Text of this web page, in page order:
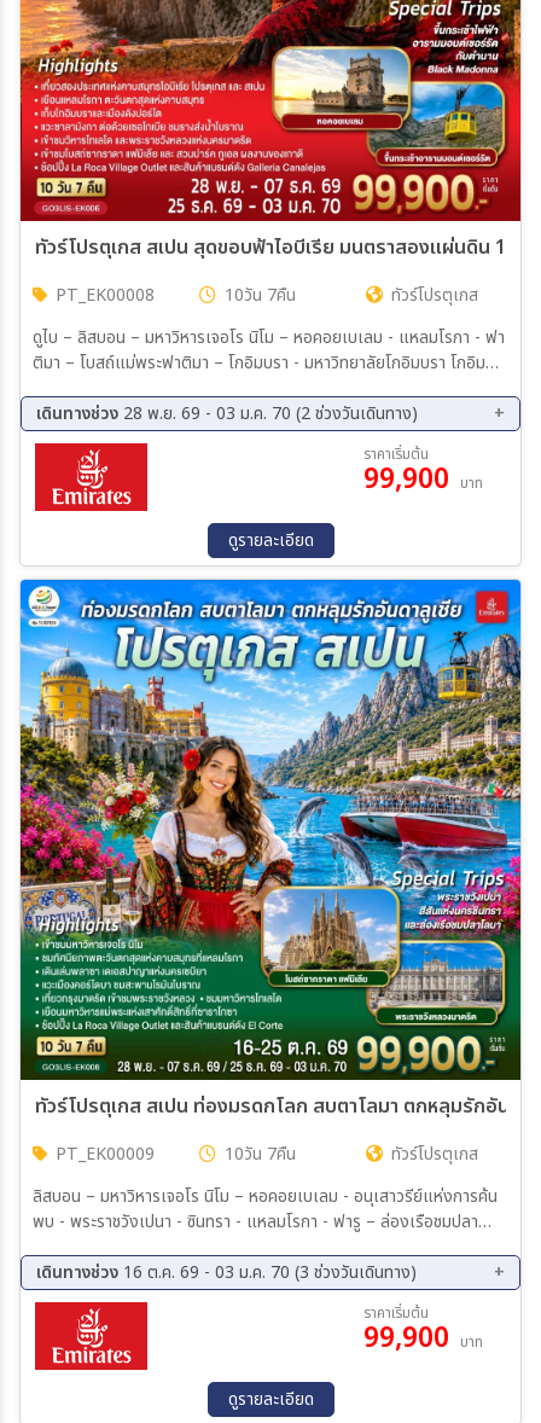
ทัวร์โปรตุเกส สเปน สุดขอบฟ้าไอบีเรีย มนตราสองแผ่นดิน 10วั
PT_EK00008 10วัน 7คืน
ทัวร์โปรตุเกส
ดูไบ – ลิสบอน – มหาวิหารเจอโร นิโม – หอคอยเบเลม - แหลมโรกา - ฟา
ติมา – โบสถ์แม่พระฟาติมา – โกอิมบรา - มหาวิทยาลัยโกอิมบรา โกอิม
– พลาซ่า มายอร์ - ช้อปปิ้ง Galleria Canalejas พิเศษ! เมนูหมันสเปน
มาดริด – โทเลโด – มหาวิหารแห่งโทเลโด – พระราชวังหลวง – ระบำฟลา
มิงโก – วาเลนเซีย - มหาวิหารซานตามาเรียแห่งวาเลนเซีย - มอนต์เซอร์
รัต - ขึ้นกระเช้าไฟฟ้าสู่ อารามมอนต์เซอร์รัต - La Roca Village Outlet
- บาร์เซโลน่า - โบสถ์ซากราดา แฟมิเลีย - สวนปาร์ค กูเอล – คาซา มิลา -
คาซ่า บัตโล่ - มอนต์จูอิค - ถนน ลา รัมบลาส – สนามคัมป์นู - สนามบินบาร์
เซโลน่า
เดินทางช่วง 28 พ.ย. 69 - 03 ม.ค. 70 (2 ช่วงวันเดินทาง)
28 พ.ย. 69 - 07 ธ.ค. 69 25 ธ.ค. 69 - 03 ม.ค. 70
ราคาเริ่มต้น
99,900 บาท
ดูรายละเอียด
ทัวร์โปรตุเกส สเปน ท่องมรดกโลก สบตาโลมา ตกหลุมรักอันดา
PT_EK00009 10วัน 7คืน
ทัวร์โปรตุเกส
ลิสบอน – มหาวิหารเจอโร นิโม – หอคอยเบเลม - อนุเสาวรีย์แห่งการค้น
พบ - พระราชวังเปนา - ซินทรา - แหลมโรกา - ฟารู – ล่องเรือชมปลา
สะพานโรมันโบราณ - ป้อมปราการกษัตริย์คริสเตียน - มาดริด – ช้อปปิ้ง
ห้างเอล คอร์เต – โทเลโด – มหาวิหารแห่งโทเลโด – พระราชวังหลวง –
พลาซ่ามายอร์ – ระบำฟลามิงโก พิเศษ!! เมนูข้าวผัดสเปน – เซอโกเบีย -
รางส่งน้ำโรมันโบราณ – ซาราโกซา พิเศษ!! เมนูหมูหันสเปน - จัตุรัสพลาซา
เดล พิลาร์ – มหาวิหารแม่พระแห่งเสาศักด์สิทธิ์ - มอนต์เซอร์รัต - ขึ้น
กระเช้าไฟฟ้าสู่ อารามมอนต์เซอร์รัต - La Roca Village Outlet - บาร์
เดินทางช่วง 16 ต.ค. 69 - 03 ม.ค. 70 (3 ช่วงวันเดินทาง)
16 ต.ค. 69 - 25 ต.ค. 69
28 พ.ย. 69 - 07 ธ.ค. 69
25 ธ.ค. 69 - 03 ม.ค. 70
ราคาเริ่มต้น
99,900 บาท
ดูรายละเอียด